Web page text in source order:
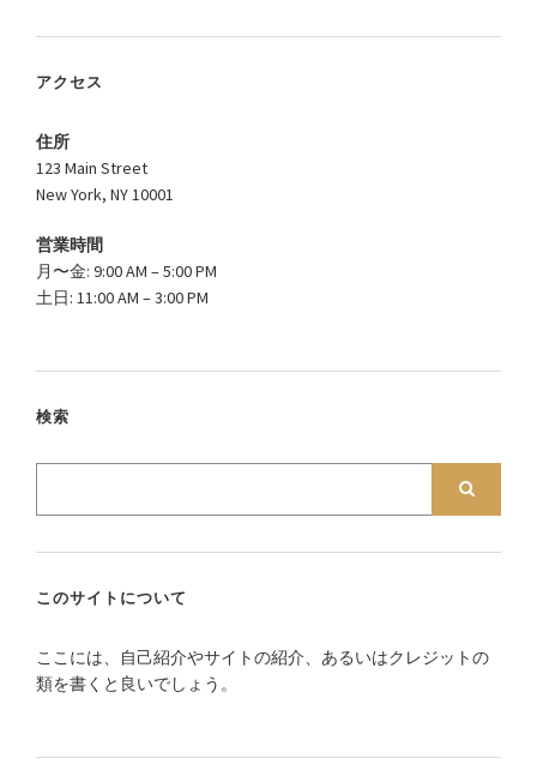
アクセス
住所
123 Main Street
New York, NY 10001
営業時間
月〜金: 9:00 AM – 5:00 PM
土日: 11:00 AM – 3:00 PM
検索
このサイトについて
ここには、自己紹介やサイトの紹介、あるいはクレジットの
類を書くと良いでしょう。